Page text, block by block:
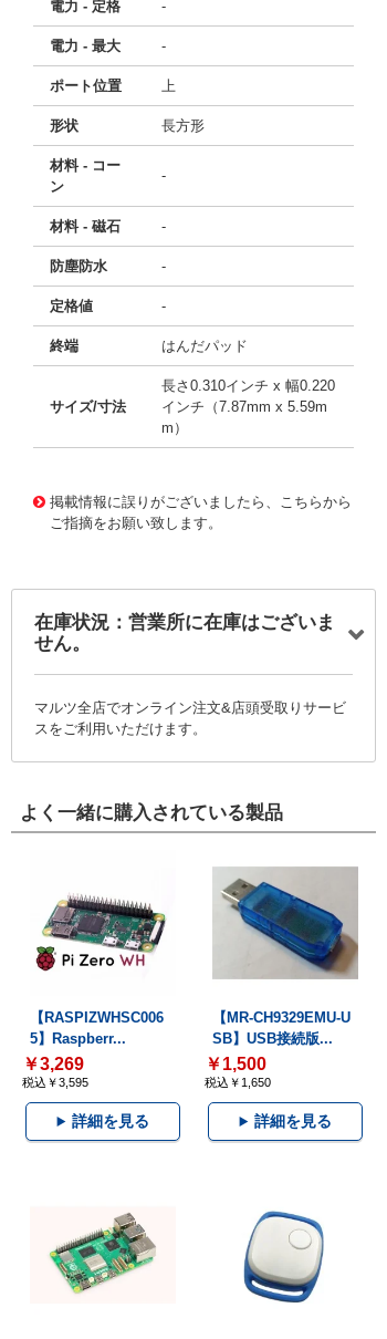
電力 - 定格 -
電力 - 最大 -
ポート位置 上
形状 長方形
材料 - コー
ン
-
材料 - 磁石 -
防塵防水 -
定格値 -
終端 はんだパッド
サイズ/寸法
長さ0.310インチ x 幅0.220
インチ（7.87mm x 5.59m
m）
掲載情報に誤りがございましたら、こちらから
ご指摘をお願い致します。
在庫状況：営業所に在庫はございま
せん。
マルツ全店でオンライン注文&店頭受取りサービ
スをご利用いただけます。
よく一緒に購入されている製品
【RASPIZWHSC006
5】Raspberr...
￥3,269
税込￥3,595
詳細を見る
【MR-CH9329EMU-U
SB】USB接続版...
￥1,500
税込￥1,650
詳細を見る